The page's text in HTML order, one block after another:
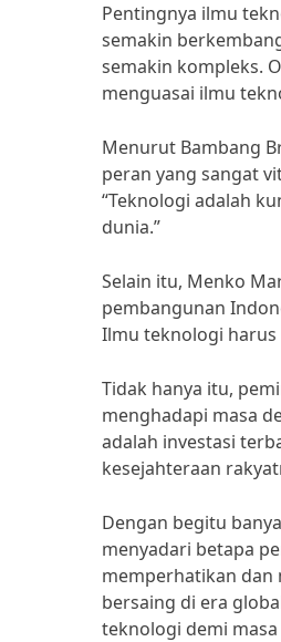
Pentingnya ilmu
semakin
semakin kompleks.
menguasai ilmu
Menurut Bambang
peran yang sangat
“Teknologi adalah
dunia.”
Selain itu, Menko
pembangunan
Ilmu teknologi harus
Tidak hanya itu,
menghadapi masa
adalah investasi
kesejahteraan
Dengan begitu
menyadari betapa
memperhatikan dan
bersaing di era
teknologi demi